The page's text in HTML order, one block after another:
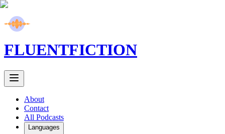
FLUENTFICTION
About
Contact
All Podcasts
Languages